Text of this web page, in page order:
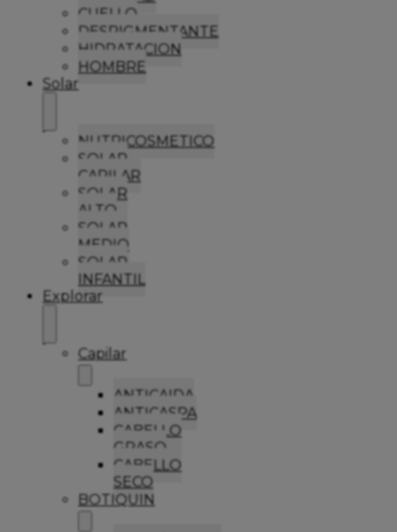
CUELLO
DESPIGMENTANTE
HIDRATACION
HOMBRE
Solar
NUTRICOSMETICO
SOLAR
CAPILAR
SOLAR
ALTO
SOLAR
MEDIO
SOLAR
INFANTIL
Explorar
Capilar
ANTICAIDA
ANTICASPA
CABELLO
GRASO
CABELLO
SECO
BOTIQUIN